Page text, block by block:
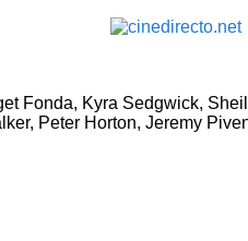
Fonda, Kyra Sedgwick,
Peter Horton, Jeremy